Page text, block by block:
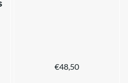
€48,50